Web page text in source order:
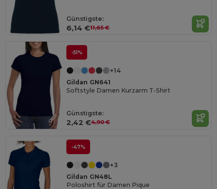
Günstigste:
6,14 €11,65 €
-51%
+14
Gildan GN641
Softstyle Damen Kurzarm T-Shirt
Günstigste:
2,42 €4,90 €
-47%
+3
Gildan GN48L
Poloshirt für Damen Pique